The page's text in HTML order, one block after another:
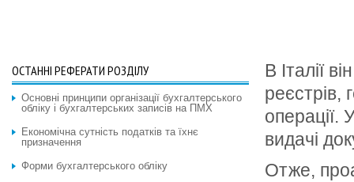
В Італії
реєстрів,
операції.
видачі
Отже,
ОСТАННІ РЕФЕРАТИ РОЗДІЛУ
Основні принципи організації бухгалтерського
обліку і бухгалтерських записів на ПМХ
Економічна сутність податків та їхнє
призначення
Форми бухгалтерського обліку